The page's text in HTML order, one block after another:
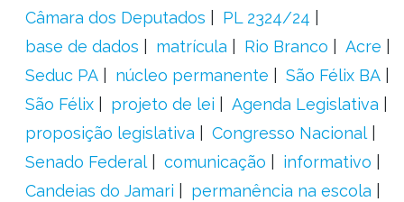
Câmara dos Deputados
PL 2324/24
base de dados
matrícula Rio Branco
Acre
Seduc PA
núcleo permanente
São Félix BA
São Félix
projeto de lei
Agenda Legislativa
proposição legislativa
Congresso Nacional
Senado Federal
comunicação
informativo
Candeias do Jamari
permanência na escola